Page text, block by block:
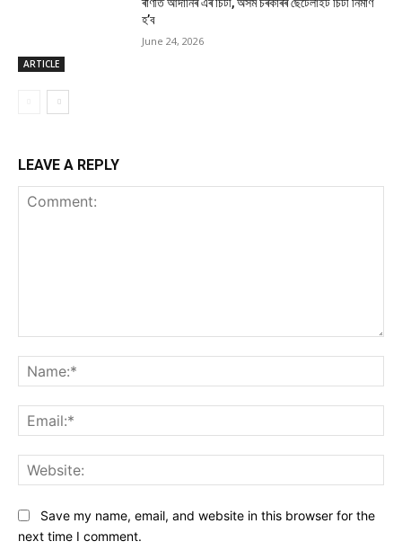
ARTICLE
ৰাণীত আদানিৰ এৰ’চিটী, অসম চৰকাৰৰ ছেটেলাইট চিটী নিৰ্মাণ
হ’ব
June 24, 2026
LEAVE A REPLY
Save my name, email, and website in this browser for the
next time I comment.